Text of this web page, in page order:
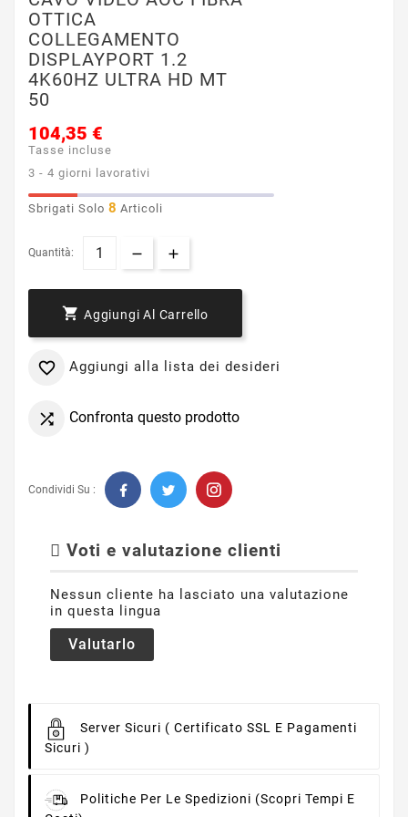
OTTICA
COLLEGAMENTO
DISPLAYPORT 1.2
4K60HZ ULTRA HD MT
50
104,35 €
Tasse incluse
3 - 4 giorni lavorativi
Sbrigati Solo 8 Articoli
Quantità:
 Aggiungi Al Carrello
 Aggiungi alla lista dei desideri
 Confronta questo prodotto
Condividi Su :
Voti e valutazione clienti
Nessun cliente ha lasciato una valutazione
in questa lingua
Valutarlo
Server Sicuri ( Certificato SSL E Pagamenti
Sicuri )
Politiche Per Le Spedizioni (scopri Tempi E